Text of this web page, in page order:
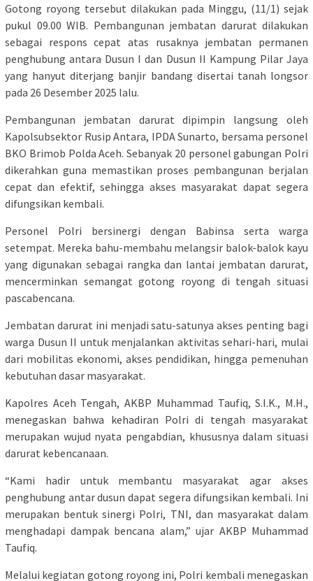
Gotong royong tersebut dilakukan pada Minggu, (11/1) sejak
pukul 09.00 WIB. Pembangunan jembatan darurat dilakukan
sebagai respons cepat atas rusaknya jembatan permanen
penghubung antara Dusun I dan Dusun II Kampung Pilar Jaya
yang hanyut diterjang banjir bandang disertai tanah longsor
pada 26 Desember 2025 lalu.
Pembangunan jembatan darurat dipimpin langsung oleh
Kapolsubsektor Rusip Antara, IPDA Sunarto, bersama personel
BKO Brimob Polda Aceh. Sebanyak 20 personel gabungan Polri
dikerahkan guna memastikan proses pembangunan berjalan
cepat dan efektif, sehingga akses masyarakat dapat segera
difungsikan kembali.
Personel Polri bersinergi dengan Babinsa serta warga
setempat. Mereka bahu-membahu melangsir balok-balok kayu
yang digunakan sebagai rangka dan lantai jembatan darurat,
mencerminkan semangat gotong royong di tengah situasi
pascabencana.
Jembatan darurat ini menjadi satu-satunya akses penting bagi
warga Dusun II untuk menjalankan aktivitas sehari-hari, mulai
dari mobilitas ekonomi, akses pendidikan, hingga pemenuhan
kebutuhan dasar masyarakat.
Kapolres Aceh Tengah, AKBP Muhammad Taufiq, S.I.K., M.H.,
menegaskan bahwa kehadiran Polri di tengah masyarakat
merupakan wujud nyata pengabdian, khususnya dalam situasi
darurat kebencanaan.
“Kami hadir untuk membantu masyarakat agar akses
penghubung antar dusun dapat segera difungsikan kembali. Ini
merupakan bentuk sinergi Polri, TNI, dan masyarakat dalam
menghadapi dampak bencana alam,” ujar AKBP Muhammad
Taufiq.
Melalui kegiatan gotong royong ini, Polri kembali menegaskan